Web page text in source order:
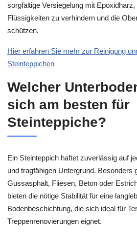
sorgfältige Versiegelung mit
Flüssigkeiten zu verhindern und die
schützen.
Hier erfahren Sie mehr zur Reinigung
Steinteppichen
Welcher
sich am besten für
Steinteppiche?
Ein Steinteppich haftet zuverlässig auf
und tragfähigen Untergrund. Besonders
Gussasphalt, Fliesen, Beton oder
bieten die nötige Stabilität für eine
Bodenbeschichtung, die sich ideal für
Treppenrenovierungen eignet.